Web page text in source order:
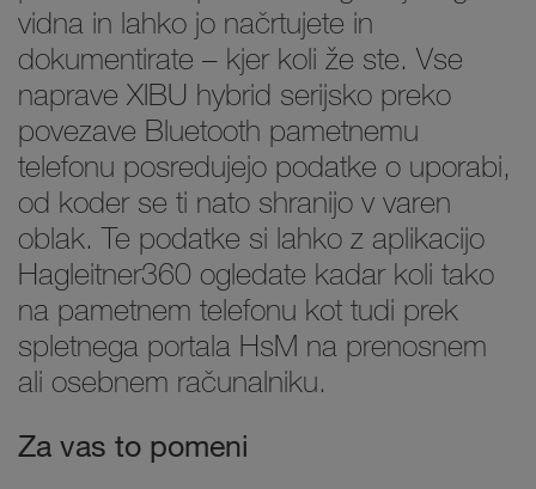
vidna in lahko jo načrtujete in
dokumentirate – kjer koli že ste. Vse
naprave XIBU hybrid serijsko preko
povezave Bluetooth pametnemu
telefonu posredujejo podatke o uporabi,
od koder se ti nato shranijo v varen
oblak. Te podatke si lahko z aplikacijo
Hagleitner360 ogledate kadar koli tako
na pametnem telefonu kot tudi prek
spletnega portala HsM na prenosnem
ali osebnem računalniku.
Za vas to pomeni